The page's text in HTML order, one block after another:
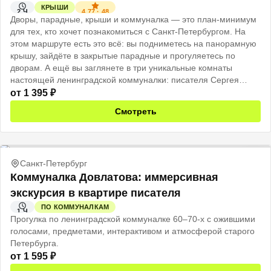
2 Ч
КРЫШИ
4.77· 48
Дворы, парадные, крыши и коммуналка — это план-минимум
для тех, кто хочет познакомиться с Санкт-Петербургом. На
этом маршруте есть это всё: вы подниметесь на панорамную
крышу, зайдёте в закрытые парадные и прогуляетесь по
дворам. А ещё вы заглянете в три уникальные комнаты
настоящей ленинградской коммуналки: писателя Сергея
Довлатова, «бабушкину» с дореволюционным интерьером и
богемную мастерскую художницы Татьяны Милеант.
от 1 395 ₽
Смотреть
Санкт-Петербург
Коммуналка Довлатова: иммерсивная
экскурсия в квартире писателя
1 Ч
ПО КОММУНАЛКАМ
Прогулка по ленинградской коммуналке 60–70-х с ожившими
голосами, предметами, интерактивом и атмосферой старого
Петербурга.
от 1 595 ₽